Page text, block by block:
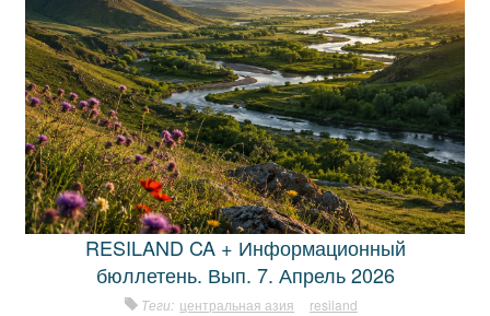
RESILAND CA + Информационный
бюллетень. Вып. 7. Апрель 2026
Теги: центральная азия resiland